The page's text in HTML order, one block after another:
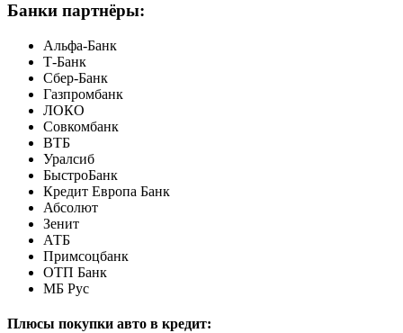
Банки партнёры:
Альфа-Банк
Т-Банк
Сбер-Банк
Газпромбанк
ЛОКО
Совкомбанк
ВТБ
Уралсиб
БыстроБанк
Кредит Европа Банк
Абсолют
Зенит
АТБ
Примсоцбанк
ОТП Банк
МБ Рус
Плюсы покупки авто в кредит: